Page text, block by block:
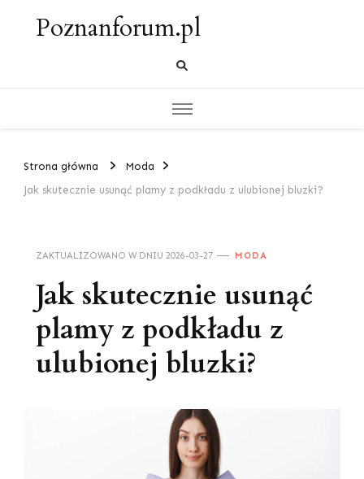
Poznanforum.pl
Strona główna
Moda
Jak skutecznie usunąć plamy z podkładu z ulubionej bluzki?
ZAKTUALIZOWANO W DNIU 2026-03-27 MODA
Jak skutecznie usunąć
plamy z podkładu z
ulubionej bluzki?